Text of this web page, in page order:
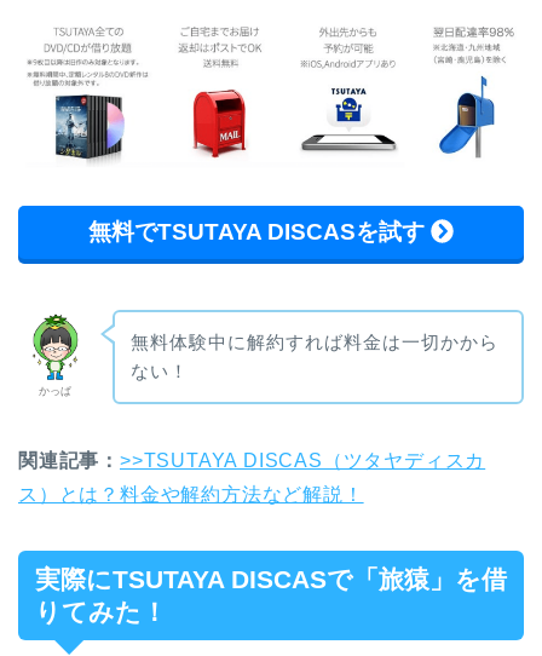
無料でTSUTAYA DISCASを試す
かっぱ
無料体験中に解約すれば料金は一切かから
ない！
関連記事： >>TSUTAYA DISCAS（ツタヤディスカ
ス）とは？料金や解約方法など解説！
実際にTSUTAYA DISCASで「旅猿」を借
りてみた！